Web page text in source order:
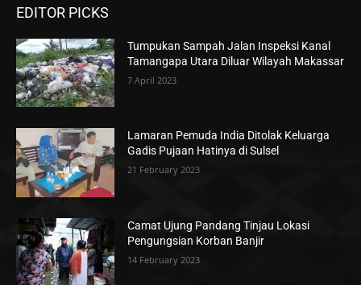
EDITOR PICKS
Tumpukan Sampah Jalan Inspeksi Kanal
Tamangapa Utara Diluar Wilayah Makassar
7 April 2023
Lamaran Pemuda India Ditolak Keluarga
Gadis Pujaan Hatinya di Sulsel
21 February 2023
Camat Ujung Pandang Tinjau Lokasi
Pengungsian Korban Banjir
14 February 2023